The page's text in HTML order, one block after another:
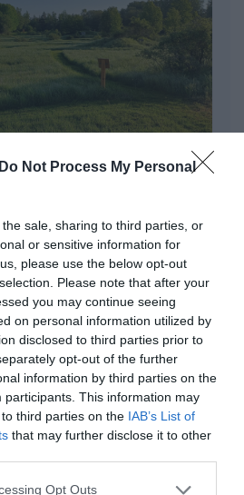
Do Not Process My Personal
sale, sharing to third parties, or
or sensitive information for
please use the below opt-out
Please note that after your
you may continue seeing
on personal information utilized by
disclosed to third parties prior to
opt-out of the further
information by third parties on the
participants. This information may
third parties on the IAB’s List of
that may further disclose it to other
Opt Outs
Norrtälje
→
Säsongsavslutning med Norrtälje fotbollsgolf Från 86 kr →